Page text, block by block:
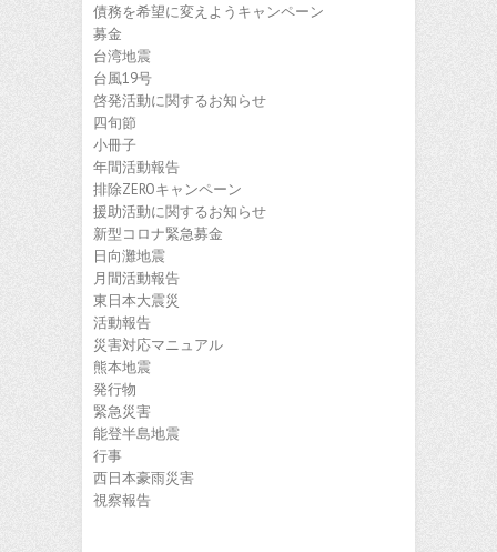
債務を希望に変えようキャンペーン
募金
台湾地震
台風19号
啓発活動に関するお知らせ
四旬節
小冊子
年間活動報告
排除ZEROキャンペーン
援助活動に関するお知らせ
新型コロナ緊急募金
日向灘地震
月間活動報告
東日本大震災
活動報告
災害対応マニュアル
熊本地震
発行物
緊急災害
能登半島地震
行事
西日本豪雨災害
視察報告